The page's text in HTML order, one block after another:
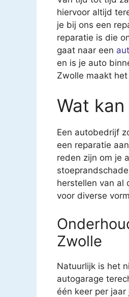
hiervoor altijd
je bij ons een
reparatie is die
gaat naar een
en is je auto
Zwolle maakt
Wat
Een autobedrijf
een reparatie
reden zijn om je
herstellen van al
voor diverse
Zwolle
Natuurlijk is het
autogarage
één keer per